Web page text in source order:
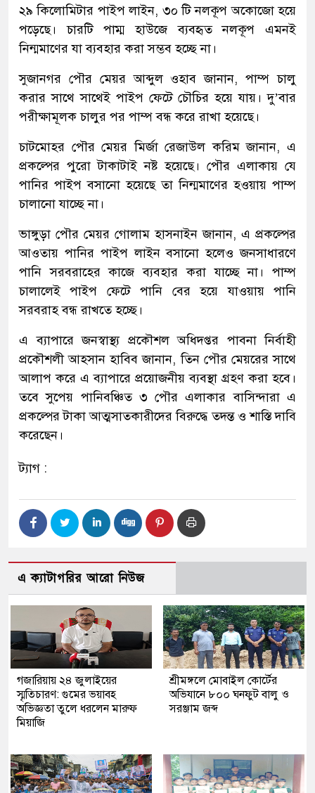
২৯ কিলোমিটার পাইপ লাইন, ৩০ টি নলকূপ অকোজো হয়ে
পড়েছে। চারটি পাম্ম হাউজে ব্যবহৃত নলকূপ এমনই
নিন্মমাণের যা ব্যবহার করা সম্ভব হচ্ছে না।
সুজানগর পৌর মেয়র আব্দুল ওহাব জানান, পাম্প চালু
করার সাথে সাথেই পাইপ ফেটে চৌচির হয়ে যায়। দু’বার
পরীক্ষামূলক চালুর পর পাম্প বন্ধ করে রাখা হয়েছে।
চাটমোহর পৌর মেয়র মির্জা রেজাউল করিম জানান, এ
প্রকল্পের পুরো টাকাটাই নষ্ট হয়েছে। পৌর এলাকায় যে
পানির পাইপ বসানো হয়েছে তা নিন্মমাণের হওয়ায় পাম্প
চালানো যাচ্ছে না।
ভাঙ্গুড়া পৌর মেয়র গোলাম হাসনাইন জানান, এ প্রকল্পের
আওতায় পানির পাইপ লাইন বসানো হলেও জনসাধারণে
পানি সরবরাহের কাজে ব্যবহার করা যাচ্ছে না। পাম্প
চালালেই পাইপ ফেটে পানি বের হয়ে যাওয়ায় পানি
সরবরাহ বন্ধ রাখতে হচ্ছে।
এ ব্যাপারে জনস্বাস্থ্য প্রকৌশল অধিদপ্তর পাবনা নির্বাহী
প্রকৌশলী আহসান হাবিব জানান, তিন পৌর মেয়রের সাথে
আলাপ করে এ ব্যাপারে প্রয়োজনীয় ব্যবস্থা গ্রহণ করা হবে।
তবে সুপেয় পানিবঞ্চিত ৩ পৌর এলাকার বাসিন্দারা এ
প্রকল্পের টাকা আত্মসাতকারীদের বিরুদ্ধে তদন্ত ও শাস্তি দাবি
করেছেন।
ট্যাগ :
এ ক্যাটাগরির আরো নিউজ
গজারিয়ায় ২৪ জুলাইয়ের
স্মৃতিচারণ: গুমের ভয়াবহ
অভিজ্ঞতা তুলে ধরলেন মারুফ
মিয়াজি
শ্রীমঙ্গলে মোবাইল কোর্টের
অভিযানে ৮০০ ঘনফুট বালু ও
সরঞ্জাম জব্দ